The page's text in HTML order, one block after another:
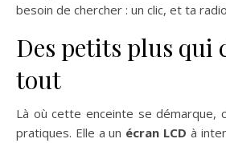
besoin de chercher : un clic, et ta
Des petits plus qui
tout
Là où cette enceinte se démarque,
pratiques. Elle a un écran LCD à